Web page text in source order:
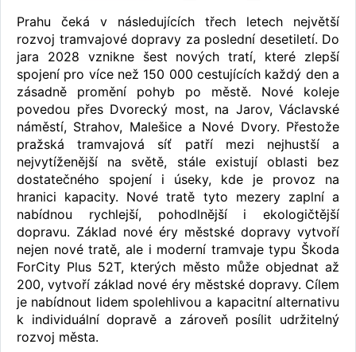
Prahu čeká v následujících třech letech největší
rozvoj tramvajové dopravy za poslední desetiletí. Do
jara 2028 vznikne šest nových tratí, které zlepší
spojení pro více než 150 000 cestujících každý den a
zásadně promění pohyb po městě. Nové koleje
povedou přes Dvorecký most, na Jarov, Václavské
náměstí, Strahov, Malešice a Nové Dvory. Přestože
pražská tramvajová síť patří mezi nejhustší a
nejvytíženější na světě, stále existují oblasti bez
dostatečného spojení i úseky, kde je provoz na
hranici kapacity. Nové tratě tyto mezery zaplní a
nabídnou rychlejší, pohodlnější i ekologičtější
dopravu. Základ nové éry městské dopravy vytvoří
nejen nové tratě, ale i moderní tramvaje typu Škoda
ForCity Plus 52T, kterých město může objednat až
200, vytvoří základ nové éry městské dopravy. Cílem
je nabídnout lidem spolehlivou a kapacitní alternativu
k individuální dopravě a zároveň posílit udržitelný
rozvoj města.